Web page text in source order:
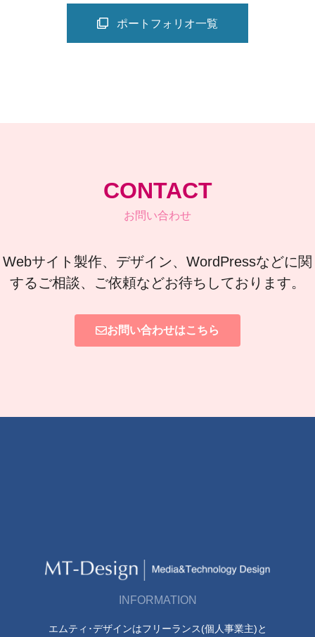
ポートフォリオ一覧
CONTACT
お問い合わせ
Webサイト製作、デザイン、WordPressなどに関
するご相談、ご依頼などお待ちしております。
お問い合わせはこちら
INFORMATION
エムティ･デザインはフリーランス(個人事業主)と